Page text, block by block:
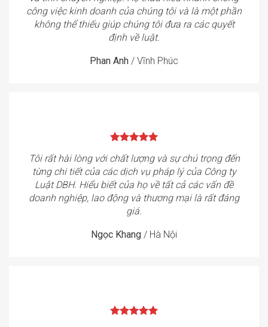
công việc kinh doanh của chúng tôi và là một phần
không thể thiếu giúp chúng tôi đưa ra các quyết
định về luật.
Phan Anh / Vĩnh Phúc
Tôi rất hài lòng với chất lượng và sự chú trọng đến
từng chi tiết của các dịch vụ pháp lý của Công ty
Luật DBH. Hiểu biết của họ về tất cả các vấn đề
doanh nghiệp, lao động và thương mại là rất đáng
giá.
Ngọc Khang / Hà Nội